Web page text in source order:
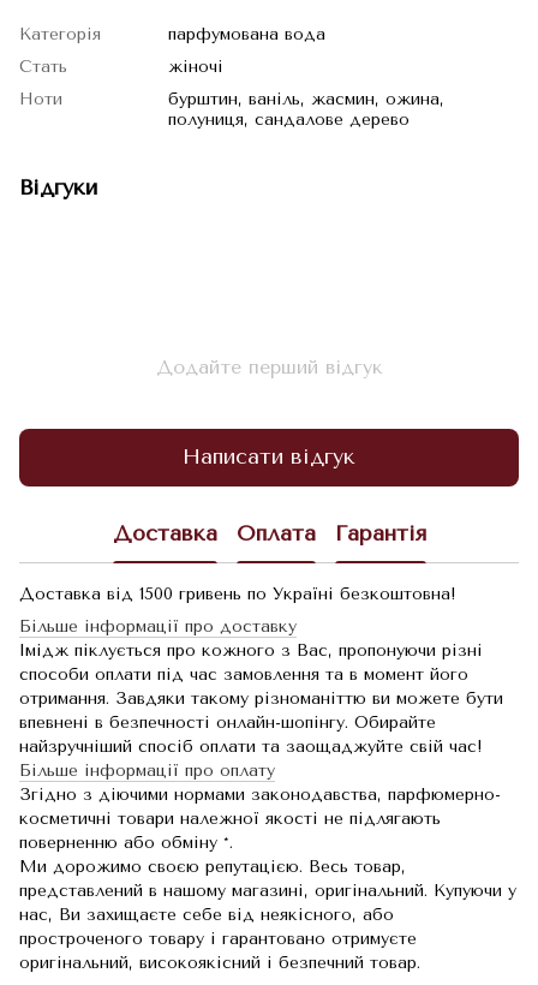
Категорія
парфумована вода
Стать
жіночі
Ноти
бурштин, ваніль, жасмин, ожина,
полуниця, сандалове дерево
Відгуки
Додайте перший відгук
Написати відгук
Доставка Оплата Гарантія
Доставка від 1500 гривень по Україні безкоштовна!
Більше інформації про доставку
Імідж піклується про кожного з Вас, пропонуючи різні
способи оплати під час замовлення та в момент його
отримання. Завдяки такому різноманіттю ви можете бути
впевнені в безпечності онлайн-шопінгу. Обирайте
найзручніший спосіб оплати та заощаджуйте свій час!
Більше інформації про оплату
Згідно з діючими нормами законодавства, парфюмерно-
косметичні товари належної якості не підлягають
поверненню або обміну *.
Ми дорожимо своєю репутацією. Весь товар,
представлений в нашому магазині, оригінальний. Купуючи у
нас, Ви захищаєте себе від неякісного, або
простроченого товару і гарантовано отримуєте
оригінальний, високоякісний і безпечний товар.